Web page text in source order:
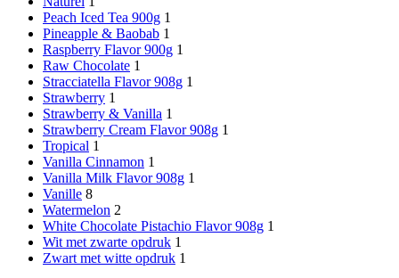
Peach Iced Tea 900g 1
Pineapple & Baobab 1
Raspberry Flavor 900g 1
Raw Chocolate 1
Stracciatella Flavor 908g 1
Strawberry 1
Strawberry & Vanilla 1
Strawberry Cream Flavor 908g 1
Tropical 1
Vanilla Cinnamon 1
Vanilla Milk Flavor 908g 1
Vanille 8
Watermelon 2
White Chocolate Pistachio Flavor 908g 1
Wit met zwarte opdruk 1
Zwart met witte opdruk 1